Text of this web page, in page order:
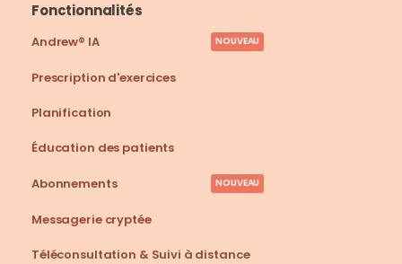
Fonctionnalités
Prescription d'exercices
Planification
Éducation des patients
Andrew® IA NOUVEAU
Messagerie cryptée
Téléconsultation & Suivi à distance
Abonnements NOUVEAU